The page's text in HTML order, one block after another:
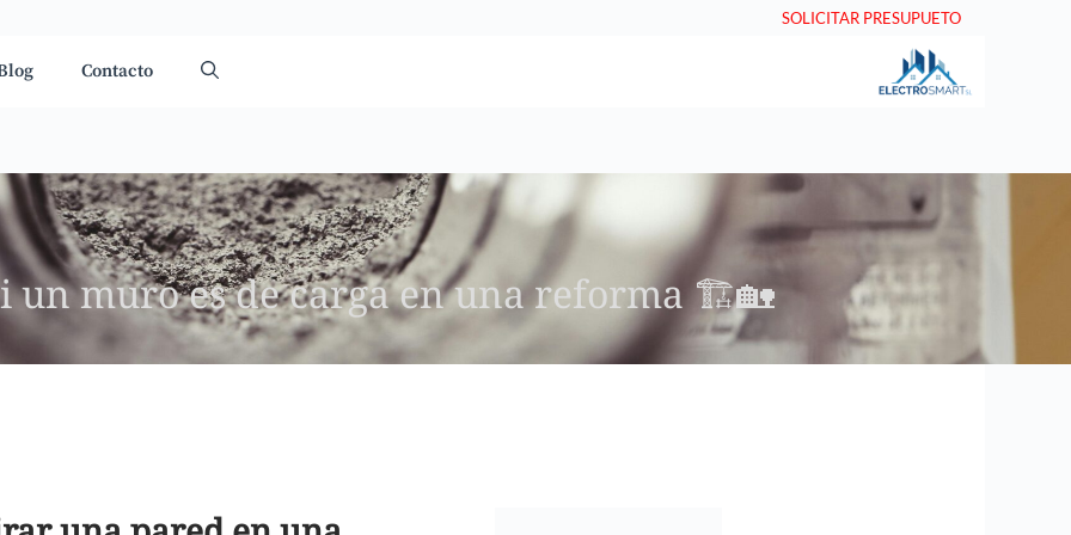
SOLICITAR PRESUPUETO
Contacto
un muro es de carga en una reforma 🏗️🏡